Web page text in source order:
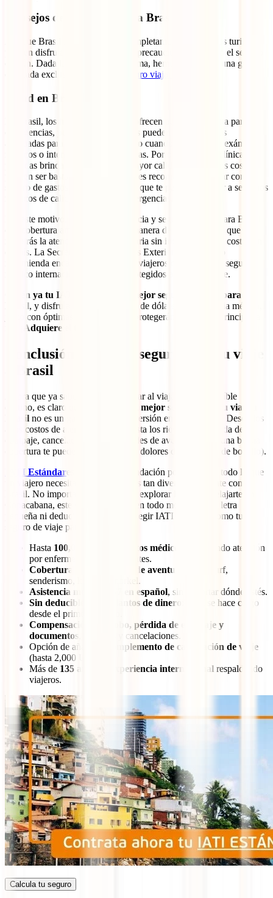
Consejos de seguridad para Brasil
Aunque Brasil no se considera completamente seguro, los turistas
pueden disfrutar del país tomando precauciones y usando el sentido
común. Dada la sensibilidad del tema, hemos preparado una guía
dedicada exclusivamente: ¿
Es seguro viajar a Brasil
Salud en Brasil
En Brasil, los hospitales públicos ofrecen atención gratuita para
emergencias, pero sus instalaciones pueden no ser las más
adecuadas para situaciones graves o cuando se requieren exámenes
médicos o internaciones prolongadas. Por otro lado, las clínicas
privadas brindan un servicio de mayor calidad, aunque los costos
pueden ser bastante altos. Por eso, es recomendable contar con un
seguro de gastos médicos mayores que te permita acceder a servicios
médicos de calidad en caso de emergencias.
Por este motivo, contar con asistencia y seguro de viaje para Brasil
con cobertura amplia es la mejor manera de asegurarte de que
recibirás la atención médica necesaria sin incurrir en altos costos en
el país. La Secretaría de Relaciones Exteriores de México
recomienda encarecidamente a los viajeros contar con un seguro
médico internacional para estar protegidos adecuadamente.
Obtén ya tu IATI Estándar, el mejor seguro de viaje para
Brasil, y disfruta de hasta 100.000 de dólares en asistencia médica,
junto con óptimas coberturas que protegerán tu viaje de principio a
Adquiere el tuyo ahora
Conclusión: el mejor seguro para tu viaje
a Brasil
Ahora que ya sabes qué puede pasar al viajar a este increíble
destino, es claro que
contar con el mejor seguro para tu viaje a
Brasil no es un gasto, sino una inversión en tranquilidad. Desde los
altos costos de atención médica hasta los riesgos de pérdida de
equipaje, cancelaciones o actividades de aventura, tener una buena
cobertura te puede ahorrar muchos dolores de cabeza (y de bolsillo).
IATI Estándares nuestra recomendación porque reúne todo lo que
un viajero necesita al visitar un país tan diverso y vibrante como
Brasil. No importa si vas a surfear, explorar la selva o relajarte en
Copacabana, este seguro te cubre en todo momento, sin letra
pequeña ni deducibles. ¿Por qué elegir IATI Estándar como tu
seguro de viaje para Brasil?
Hasta 100,000 USD en gastos médicos
, incluyendo atención
por enfermedades preexistentes.
Cobertura para deportes de aventura
como surf,
senderismo, kayak o snorkel.
Asistencia médica 24/7 en español, sin importar dónde estés.
Sin deducibles ni adelantos de dinero
: IATI se hace cargo
desde el primer centavo.
Compensación por robo, pérdida de equipaje y
documentos
, demoras y cancelaciones.
Opción de añadir el
complemento de cancelación de viaje
(hasta 2,000 USD).
Más de 135 años de experiencia internacional respaldando
viajeros.
Calcula tu seguro